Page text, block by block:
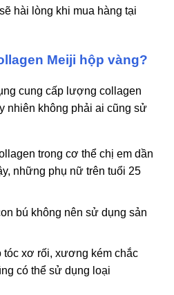
hài lòng khi mua hàng tại
Meiji hộp vàng?
cung cấp lượng collagen
nhiên không phải ai cũng sử
trong cơ thể chị em dần
những phụ nữ trên tuổi 25
bú không nên sử dụng sản
tóc xơ rối, xương kém chắc
có thể sử dụng loại